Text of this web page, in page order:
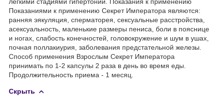
Показаниями к применению Секрет Императора являются:
ранняя эякуляция, сперматорея, сексуальные расстройства,
асексуальность, маленькие размеры пениса, боли в пояснице
и ногах, слабость конечностей, головокружение и шум в ушах,
почная поллакиурия, заболевания предстательной железы.
Способ применения Взрослым Секрет Императора
принимать по 1-2 капсулы 2 раза в день во время еды.
Продолжительность приема - 1 месяц.
Скрыть